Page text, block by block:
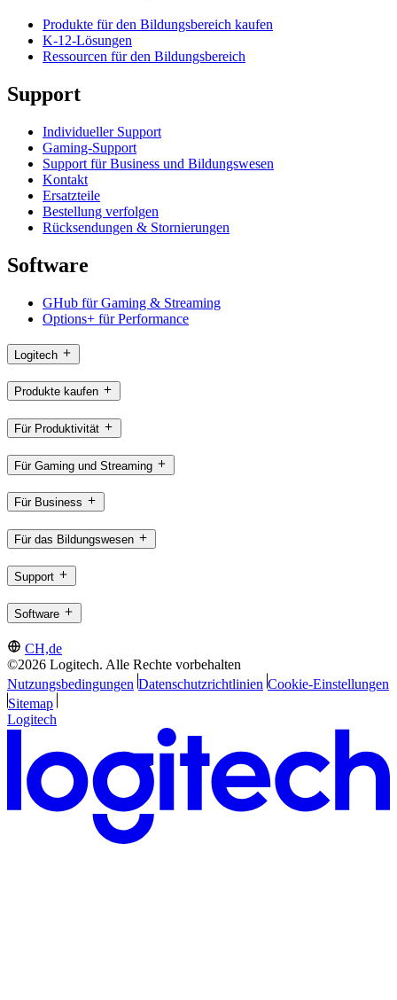
Produkte für den Bildungsbereich kaufen
K-12-Lösungen
Ressourcen für den Bildungsbereich
Support
Individueller Support
Gaming-Support
Support für Business und Bildungswesen
Kontakt
Ersatzteile
Bestellung verfolgen
Rücksendungen & Stornierungen
Software
GHub für Gaming & Streaming
Options+ für Performance
Logitech
Produkte kaufen
Für Produktivität
Für Gaming und Streaming
Für Business
Für das Bildungswesen
Support
Software
CH,de
©2026 Logitech. Alle Rechte vorbehalten
Nutzungsbedingungen Datenschutzrichtlinien Cookie-Einstellungen
Sitemap
Logitech